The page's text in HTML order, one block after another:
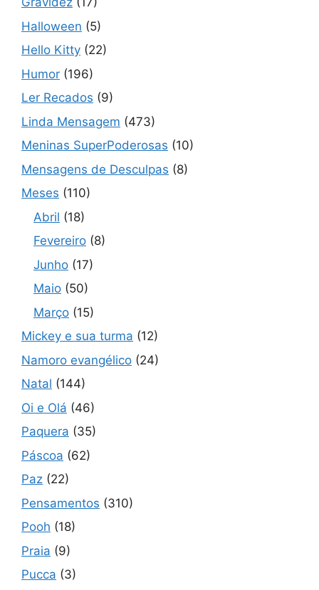
Halloween (5)
Hello Kitty (22)
Humor (196)
Ler Recados (9)
Linda Mensagem (473)
Meninas SuperPoderosas (10)
Mensagens de Desculpas (8)
Meses (110)
Abril (18)
Fevereiro (8)
Junho (17)
Maio (50)
Março (15)
Mickey e sua turma (12)
Namoro evangélico (24)
Natal (144)
Oi e Olá (46)
Paquera (35)
Páscoa (62)
Paz (22)
Pensamentos (310)
Pooh (18)
Praia (9)
Pucca (3)